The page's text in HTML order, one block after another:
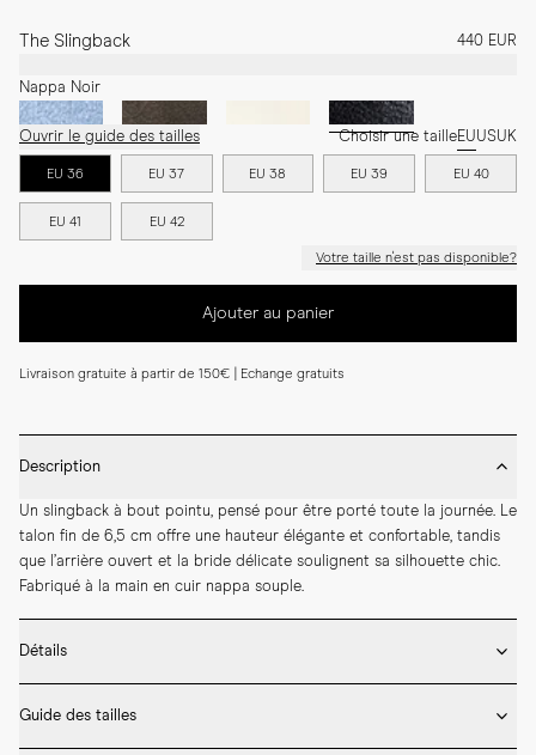
The Slingback 440 EUR
Nappa Noir
Ouvrir le guide des tailles Choisir une tailleEUUSUK
EU 36 EU 37 EU 38 EU 39 EU 40
EU 41 EU 42
Votre taille n'est pas disponible?
Ajouter au panier
Livraison gratuite à partir de 150€ | Echange gratuits
Description
Un slingback à bout pointu, pensé pour être porté toute la journée. Le
talon fin de 6,5 cm offre une hauteur élégante et confortable, tandis
que l’arrière ouvert et la bride délicate soulignent sa silhouette chic.
Fabriqué à la main en cuir nappa souple.
Détails
* Hauteur du talon: 65 mm
* Cuir nappa d'agneau pour la tige et la doublure
Guide des tailles